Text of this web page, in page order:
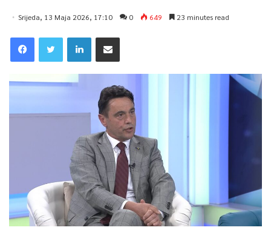
Srijeda, 13 Maja 2026, 17:10 0 649 23 minutes read